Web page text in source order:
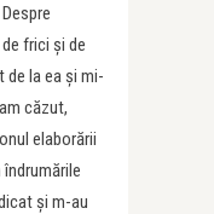
frici și de
de la ea și mi-
căzut,
elaborării
și m-au